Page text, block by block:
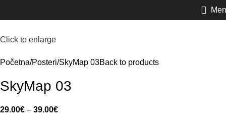
Click to enlarge
Početna Posteri SkyMap 03Back to products
SkyMap 03
29.00€ – 39.00€